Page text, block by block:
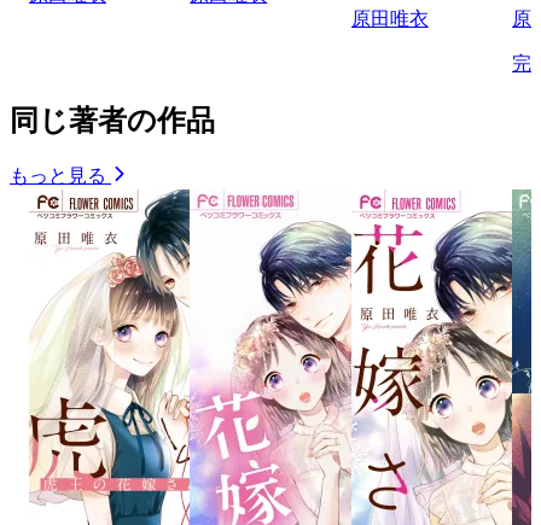
原田唯衣 原
完
同じ著者の作品
もっと見る